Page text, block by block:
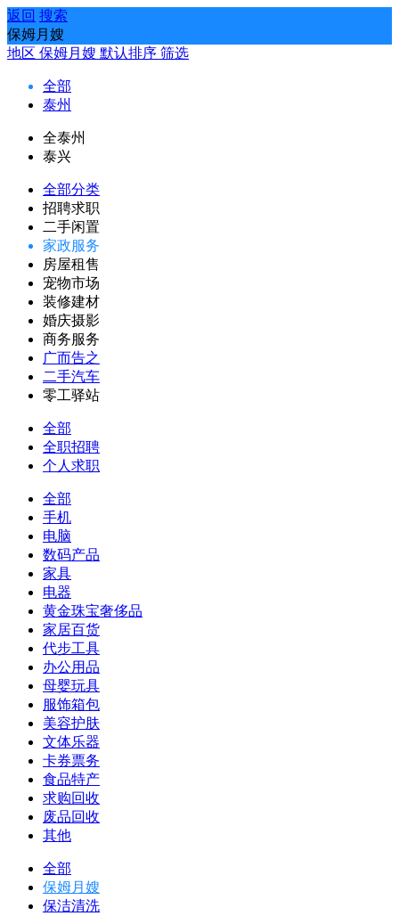
返回 搜索
保姆月嫂
地区 保姆月嫂 默认排序 筛选
全部
泰州
全泰州
泰兴
全部分类
招聘求职
二手闲置
家政服务
房屋租售
宠物市场
装修建材
婚庆摄影
商务服务
广而告之
二手汽车
零工驿站
全部
全职招聘
个人求职
全部
手机
电脑
数码产品
家具
电器
黄金珠宝奢侈品
家居百货
代步工具
办公用品
母婴玩具
服饰箱包
美容护肤
文体乐器
卡券票务
食品特产
求购回收
废品回收
其他
全部
保姆月嫂
保洁清洗